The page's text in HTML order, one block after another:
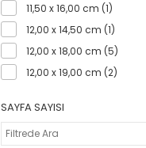
Bilgi Yayınevi Çocuk (2)
Boyalıkuş Yayınları (1)
Can Yayınları (113)
Can Çocuk Yayınları (1)
Carpe Diem Kitapları (2)
Cem Yayınevi (3)
Chiviyazıları Yayınevi (4)
11,50 x 16,00 cm (1)
12,00 x 14,50 cm (1)
12,00 x 18,00 cm (5)
12,00 x 19,00 cm (2)
12,00 x 19,50 cm (33)
12,50 x 18,50 cm (1)
SAYFA SAYISI